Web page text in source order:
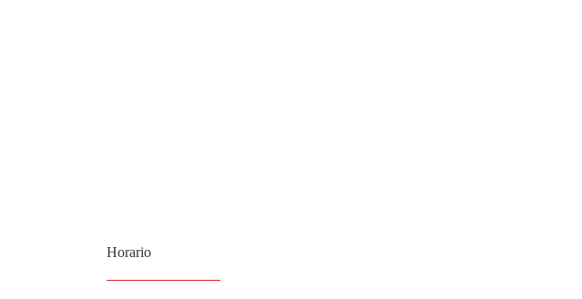
Horario